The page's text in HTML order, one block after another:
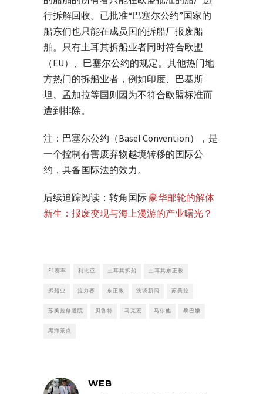
行拆解回收。已批准“巴塞尔公约”国家的
船东们也只能在成员国的拆船厂报废船
舶。只有土耳其拆船业者同时符合欧盟
（EU）、巴塞尔公约的规定。其他热门地
方热门的拆船业者，例如印度、巴基斯
坦、孟加拉等国则因为不符合欧盟标准而
遭到排除。
注：巴塞尔公约（Basel Convention），是
一个控制有害废弃物越境转移的国际公
约，具备国际法的效力。
后续追踪阅读：转角国际豪华邮轮的解体
新生：报废变现与海上漫游的产业曙光？
F1赛车 利比亚 土耳其拆船 土耳其东正教
拆船业 拉力赛 东正教 浅谈新闻 苏美拉
苏美拉修道院 贝鲁特 马克宏 马尔他 黎巴嫩
黑海景点
WEB